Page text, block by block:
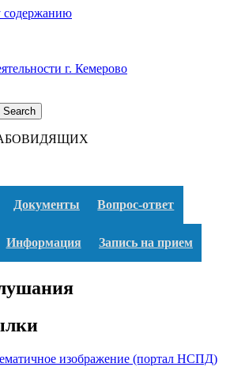
содержанию
г. Кемерово
Search
Документы Вопрос-ответ
Информация Запись на прием
изображение (портал НСПД)